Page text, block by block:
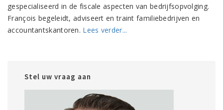
gespecialiseerd in de fiscale aspecten van bedrijfsopvolging.
François begeleidt, adviseert en traint familiebedrijven en
accountantskantoren. Lees verder...
Stel uw vraag aan